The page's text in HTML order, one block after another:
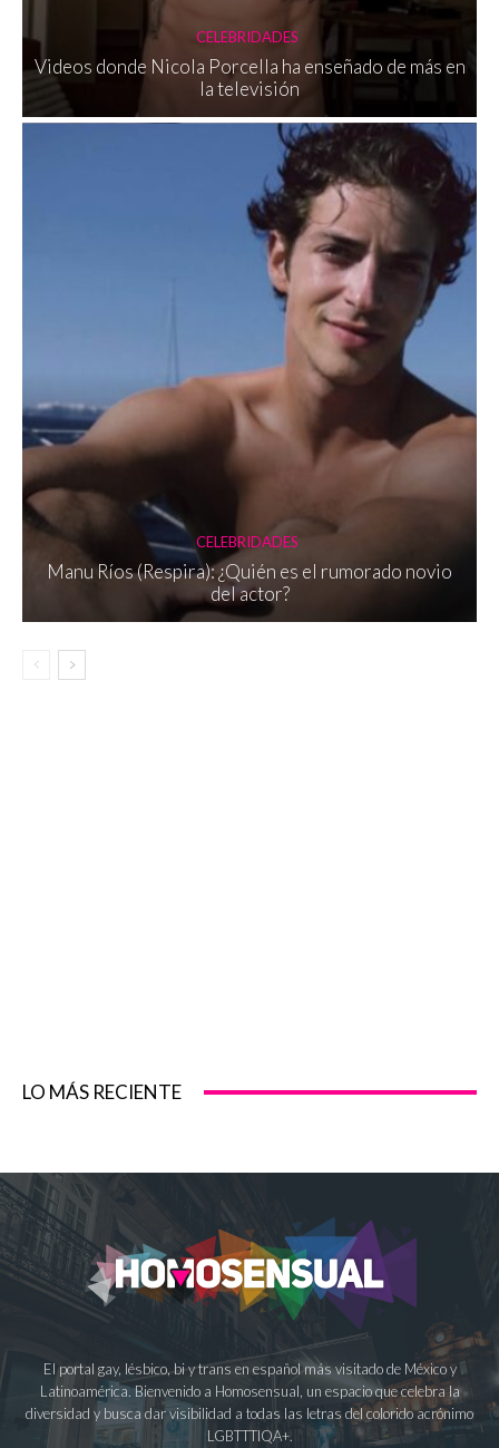
CELEBRIDADES
Videos donde Nicola Porcella ha enseñado de más en
la televisión
CELEBRIDADES
Manu Ríos (Respira): ¿Quién es el rumorado novio
del actor?
LO MÁS RECIENTE
El portal gay, lésbico, bi y trans en español más visitado de México y
Latinoamérica. Bienvenido a Homosensual, un espacio que celebra la
diversidad y busca dar visibilidad a todas las letras del colorido acrónimo
LGBTTTIQA+.